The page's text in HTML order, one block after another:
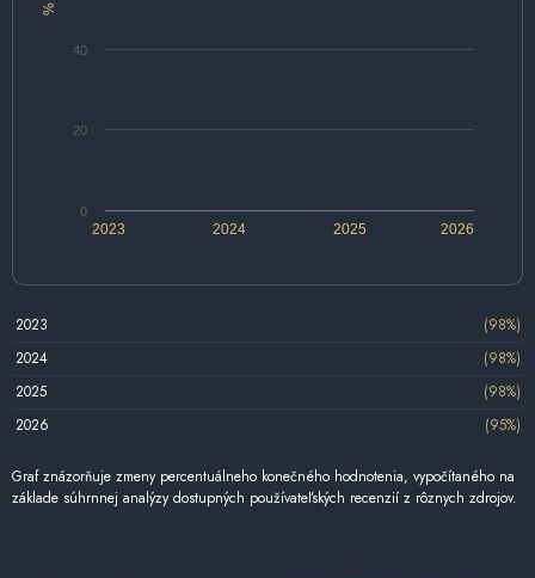
%
2024 2026
2023 2025
0
20
40
2023
(98%)
2024
(98%)
2025
(98%)
2026
(95%)
Graf znázorňuje zmeny percentuálneho konečného hodnotenia, vypočítaného na
základe súhrnnej analýzy dostupných používateľských recenzií z rôznych zdrojov.